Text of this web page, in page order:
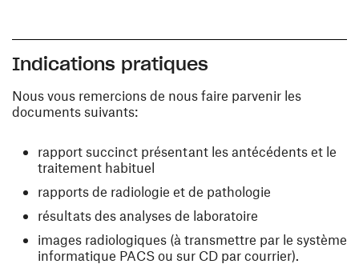
Indications pratiques
Nous vous remercions de nous faire parvenir les
documents suivants:
rapport succinct présentant les antécédents et le
traitement habituel
rapports de radiologie et de pathologie
résultats des analyses de laboratoire
images radiologiques (à transmettre par le système
informatique PACS ou sur CD par courrier).